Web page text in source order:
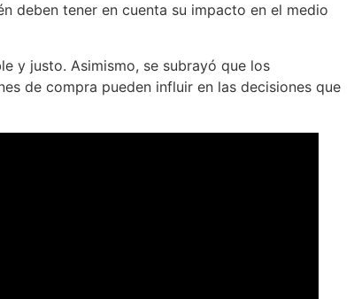
deben tener en cuenta su impacto en el medio
y justo. Asimismo, se subrayó que los
de compra pueden influir en las decisiones que